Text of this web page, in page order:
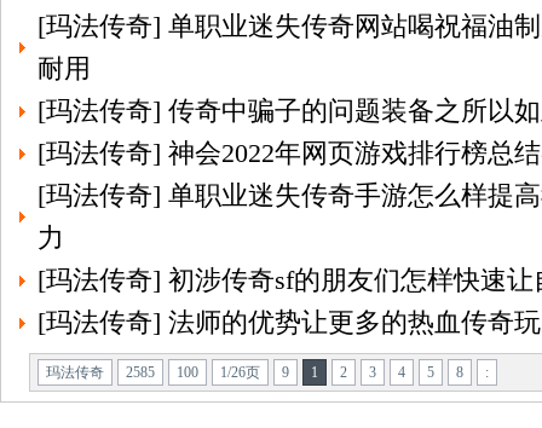
[玛法传奇] 单职业迷失传奇网站喝祝福油
耐用
[玛法传奇] 传奇中骗子的问题装备之所以
[玛法传奇] 神会2022年网页游戏排行榜总
[玛法传奇] 单职业迷失传奇手游怎么样提
力
[玛法传奇] 初涉传奇sf的朋友们怎样快速
[玛法传奇] 法师的优势让更多的热血传奇
玛法传奇 2585 100 1/26页 9 1 2 3 4 5 8 :